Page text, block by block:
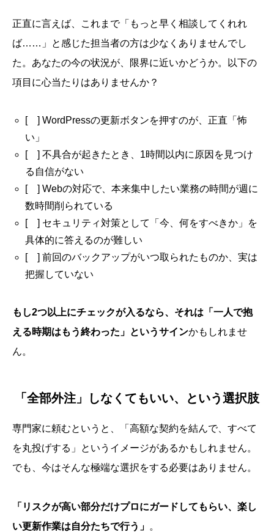
正直に言えば、これまで「もっと早く相談してくれれ
ば……」と感じた担当者の方は少なくありませんでし
た。あなたの今の状況が、限界に近いかどうか。以下の
項目に心当たりはありませんか？
[ ] WordPressの更新ボタンを押すのが、正直「怖
い」
[ ] 不具合が起きたとき、1時間以内に原因を見つけ
る自信がない
[ ] Webの対応で、本来集中したい業務の時間が週に
数時間削られている
[ ] セキュリティ対策として「今、何をすべきか」を
具体的に答えるのが難しい
[ ] 前回のバックアップがいつ取られたものか、実は
把握していない
もし2つ以上にチェックが入るなら、それは「一人で抱
える時期はもう終わった」というサインかもしれませ
ん。
「全部外注」しなくてもいい、という選択肢
専門家に頼むというと、「高額な契約を結んで、すべて
を丸投げする」というイメージがあるかもしれません。
でも、今はそんな極端な選択をする必要はありません。
「リスクが高い部分だけプロにガードしてもらい、楽し
い更新作業は自分たちで行う」 。